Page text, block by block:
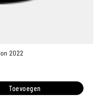
2022
Toevoegen